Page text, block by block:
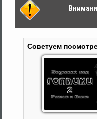
Советуем